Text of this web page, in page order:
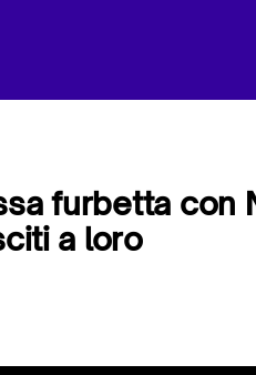
furbetta con
a loro